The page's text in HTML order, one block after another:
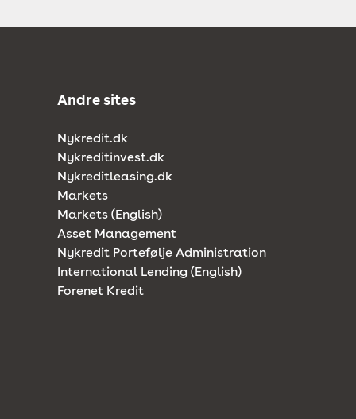
Andre sites
Nykredit.dk
Nykreditinvest.dk
Nykreditleasing.dk
Markets
Markets (English)
Asset Management
Nykredit Portefølje Administration
International Lending (English)
Forenet Kredit